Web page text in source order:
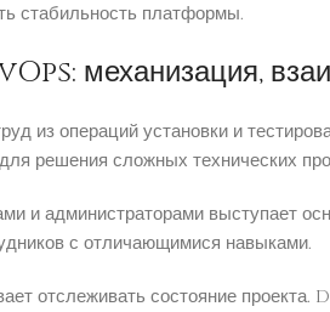
стабильность платформы.
механизация,
из операций установки и
решения сложных технических
и администраторами выступает
с отличающимися навыками.
отслеживать состояние